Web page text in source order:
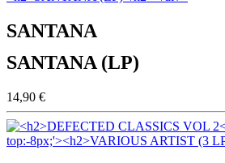
SANTANA
SANTANA (LP)
14,90 €